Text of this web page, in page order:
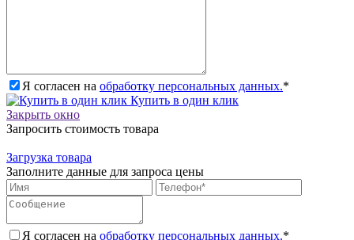
Я согласен на обработку персональных данных.*
Купить в один клик
Закрыть окно
Запросить стоимость товара
Загрузка товара
Заполните данные для запроса цены
Я согласен на обработку персональных данных.*